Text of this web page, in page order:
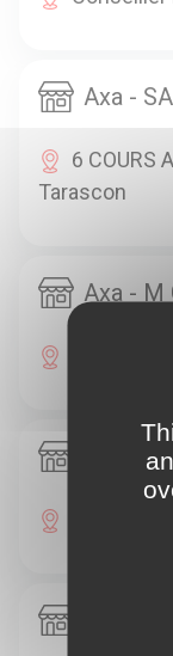
Axa -
6 COURS
Tarascon
Axa - M
10 LA
Axa -
20 RUE
Axa -